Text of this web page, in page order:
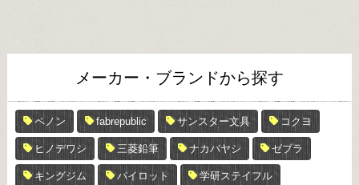
メーカー・ブランドから探す
ペノン fabrepublic サンスター文具 コクヨ
ヒノデワシ 三菱鉛筆 ナカバヤシ ゼブラ
キングジム パイロット 学研ステイフル